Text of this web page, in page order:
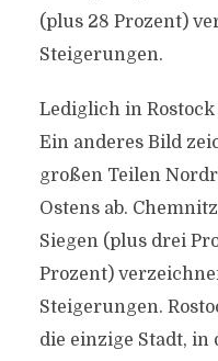
(plus 28 Prozent)
Steigerungen.
Lediglich in
Ein anderes Bild
großen Teilen
Ostens ab.
Siegen (plus drei
Prozent)
Steigerungen.
die einzige Stadt, in